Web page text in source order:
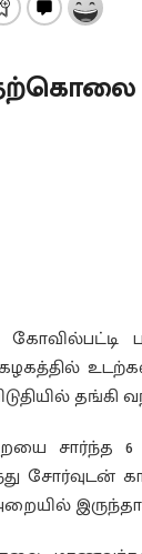
தங்கி
சார்ந்த
சோர்வுடன்